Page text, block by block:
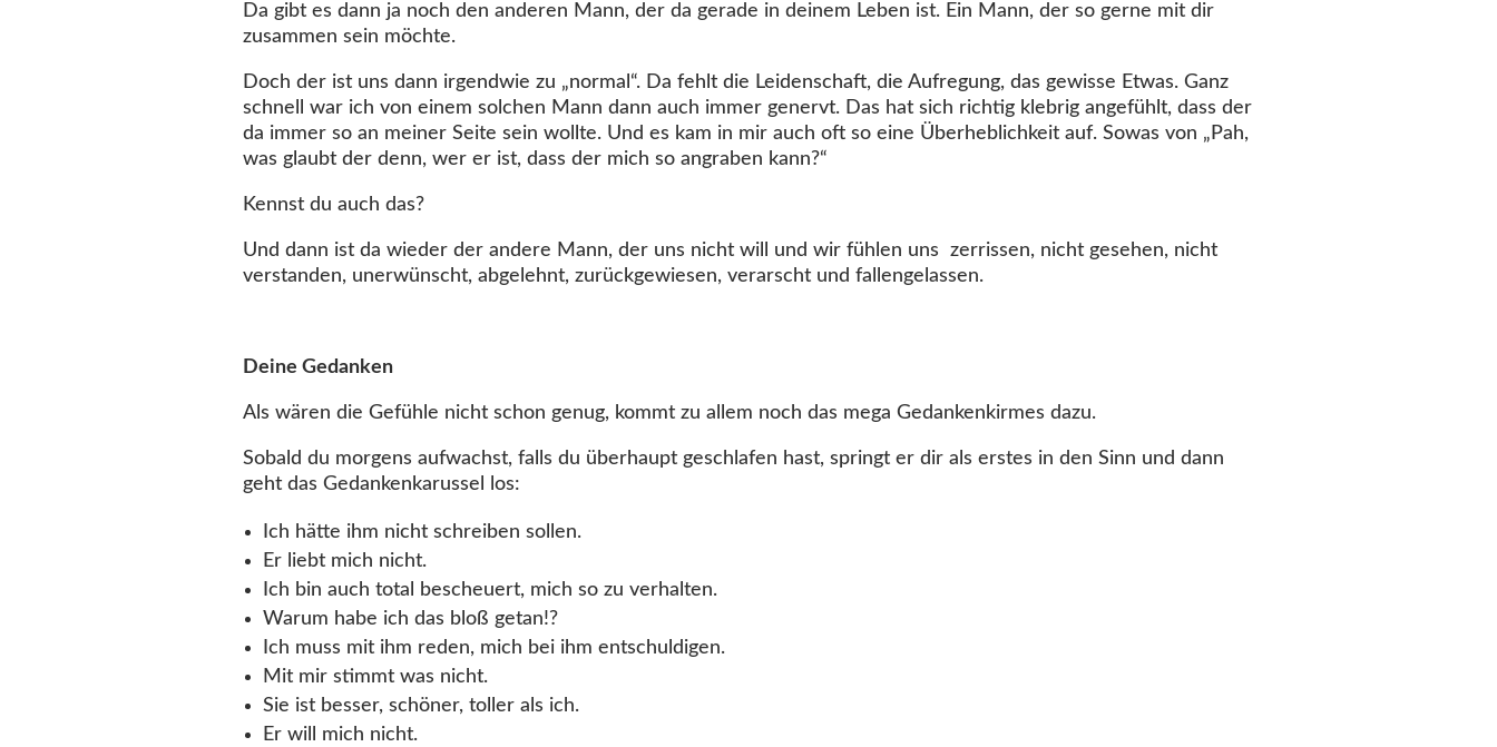
Da gibt es dann ja noch den anderen Mann, der da gerade in deinem Leben ist. Ein Mann, der so gerne mit dir
zusammen sein möchte.
Doch der ist uns dann irgendwie zu „normal“. Da fehlt die Leidenschaft, die Aufregung, das gewisse Etwas. Ganz
schnell war ich von einem solchen Mann dann auch immer genervt. Das hat sich richtig klebrig angefühlt, dass der
da immer so an meiner Seite sein wollte. Und es kam in mir auch oft so eine Überheblichkeit auf. Sowas von „Pah,
was glaubt der denn, wer er ist, dass der mich so angraben kann?“
Kennst du auch das?
Und dann ist da wieder der andere Mann, der uns nicht will und wir fühlen uns zerrissen, nicht gesehen, nicht
verstanden, unerwünscht, abgelehnt, zurückgewiesen, verarscht und fallengelassen.
Deine Gedanken
Als wären die Gefühle nicht schon genug, kommt zu allem noch das mega Gedankenkirmes dazu.
Sobald du morgens aufwachst, falls du überhaupt geschlafen hast, springt er dir als erstes in den Sinn und dann
geht das Gedankenkarussel los:
Ich hätte ihm nicht schreiben sollen.
Er liebt mich nicht.
Ich bin auch total bescheuert, mich so zu verhalten.
Warum habe ich das bloß getan!?
Ich muss mit ihm reden, mich bei ihm entschuldigen.
Mit mir stimmt was nicht.
Sie ist besser, schöner, toller als ich.
Er will mich nicht.